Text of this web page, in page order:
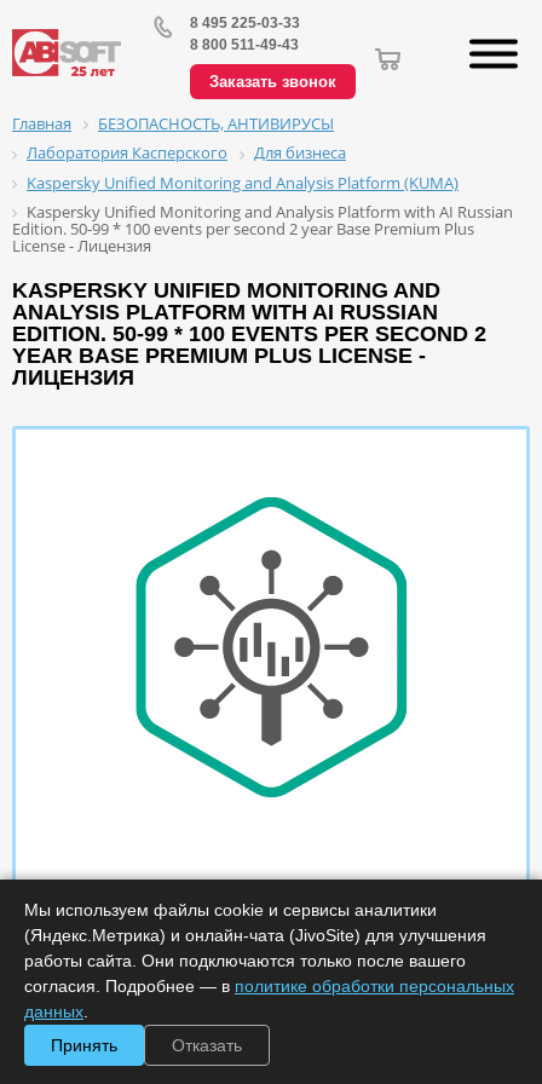
8 495 225-03-33
8 800 511-49-43
Заказать звонок
Главная
БЕЗОПАСНОСТЬ, АНТИВИРУСЫ
Лаборатория Касперского
Для бизнеса
Kaspersky Unified Monitoring and Analysis Platform (KUMA)
Kaspersky Unified Monitoring and Analysis Platform with AI Russian
Edition. 50-99 * 100 events per second 2 year Base Premium Plus
License - Лицензия
KASPERSKY UNIFIED MONITORING AND
ANALYSIS PLATFORM WITH AI RUSSIAN
EDITION. 50-99 * 100 EVENTS PER SECOND 2
YEAR BASE PREMIUM PLUS LICENSE -
ЛИЦЕНЗИЯ
Мы используем файлы cookie и сервисы аналитики
(Яндекс.Метрика) и онлайн-чата (JivoSite) для улучшения
работы сайта. Они подключаются только после вашего
согласия. Подробнее — в политике обработки персональных
данных
Принять
Отказать